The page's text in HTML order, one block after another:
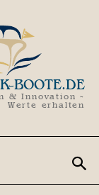
BOOTE.DE
& Innovation -
Werte erhalten